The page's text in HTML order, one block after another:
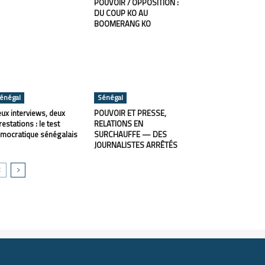
POUVOIR / OPPOSITION :
DU COUP KO AU
BOOMERANG KO
interviews, deux
: le test
sénégalais
Sénégal
POUVOIR ET PRESSE,
RELATIONS EN
SURCHAUFFE — DES
JOURNALISTES ARRÊTÉS